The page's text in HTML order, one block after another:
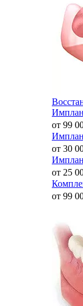
от 99
от 30
от 25
от 99